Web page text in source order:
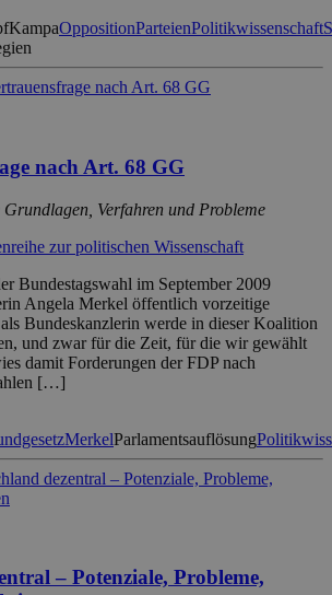
KampaOppositionParteienPolitikwissenschaft
nach Art. 68 GG
Grundlagen, Verfahren und Probleme
zur politischen Wissenschaft
Bundestagswahl im September 2009
Angela Merkel öffentlich vorzeitige
Bundeskanzlerin werde in dieser Koalition
und zwar für die Zeit, für die wir gewählt
damit Forderungen der FDP nach
[…]
MerkelParlamentsauflösung
– Potenziale, Probleme,